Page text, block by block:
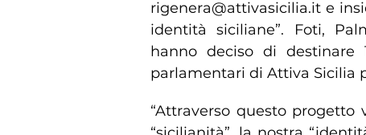
rigenera@attivasicilia.it e
identità siciliane”. Foti,
hanno deciso di
parlamentari di Attiva Sicilia
“Attraverso questo progetto